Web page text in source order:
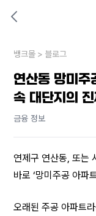
내 상황엔 어떤 방법이 있을까?
뱅크몰 > 블로그
연산동 망미주
속 대단지의 진
금융 정보
연제구 연산동, 또는
바로 ‘망미주공 아파
오래된 주공 아파트